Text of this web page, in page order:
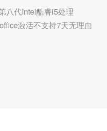
八代Intel酷睿i5处理
激活不支持7天无理由